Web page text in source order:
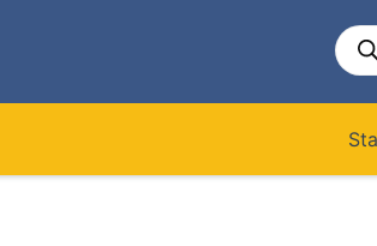
de